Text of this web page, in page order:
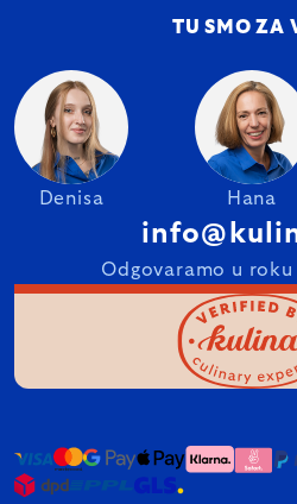
TU SMO ZA
Denisa Hana
Odgovaramo u